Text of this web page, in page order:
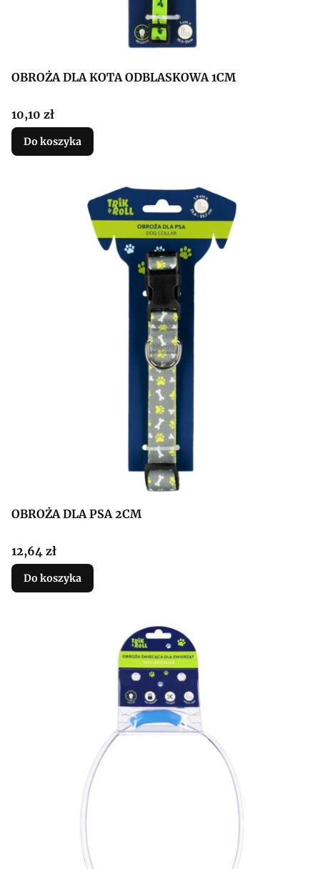
OBROŻA DLA KOTA ODBLASKOWA 1CM
Cena
10,10 zł
Do koszyka
OBROŻA DLA PSA 2CM
Cena
12,64 zł
Do koszyka